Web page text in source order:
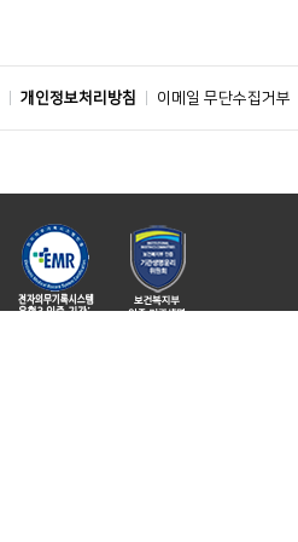
개인정보처리방침 이메일 무단수집거부